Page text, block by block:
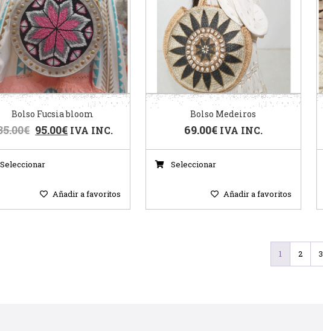
Bolso Fucsia bloom
€ 95.00€ IVA INC.
Añadir a favoritos
Bolso Medeiros
69.00€ IVA INC.
Seleccionar
Añadir a favoritos
1 2 3